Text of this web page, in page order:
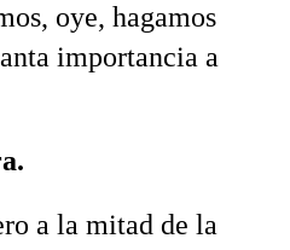
oye, hagamos
importancia a
a la mitad de la